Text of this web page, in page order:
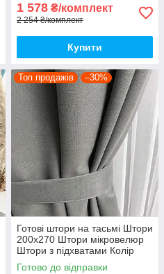
1 578 ₴/комплект
2 254 ₴/комплект
Купити
Топ продажів –30%
Готові штори на тасьмі Штори
200х270 Штори мікровелюр
Штори з підхватами Колір
Сірий
Готово до відправки